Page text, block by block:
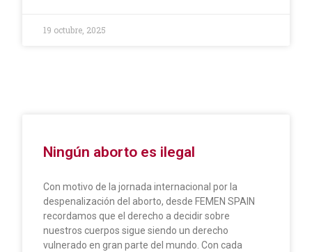
19 octubre, 2025
Ningún aborto es ilegal
Con motivo de la jornada internacional por la
despenalización del aborto, desde FEMEN SPAIN
recordamos que el derecho a decidir sobre
nuestros cuerpos sigue siendo un derecho
vulnerado en gran parte del mundo. Con cada